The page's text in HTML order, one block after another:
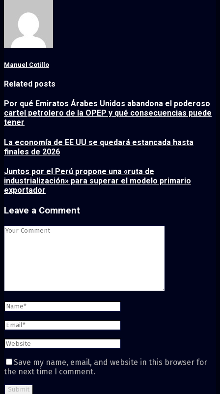
Manuel Cotillo
Related posts
Por qué Emiratos Árabes Unidos abandona el poderoso
cartel petrolero de la OPEP y qué consecuencias puede
tener
La economía de EE UU se quedará estancada hasta
finales de 2026
Juntos por el Perú propone una «ruta de
industrialización» para superar el modelo primario
exportador
Leave a Comment
Save my name, email, and website in this browser for
the next time I comment.